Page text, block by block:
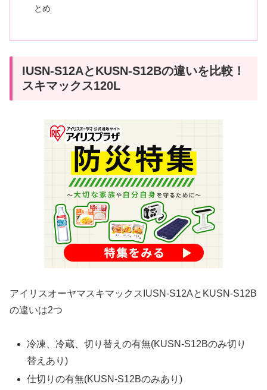
とめ
IUSN-S12AとKUSN-S12Bの違いを比較！
スキマックス120L
アイリスオーヤマスキマックスIUSN-S12AとKUSN-S12B
の違いは2つ
冷凍、冷蔵、切り替えの有無(KUSN-S12Bのみ切り
替えあり)
仕切りの有無(KUSN-S12Bのみあり)